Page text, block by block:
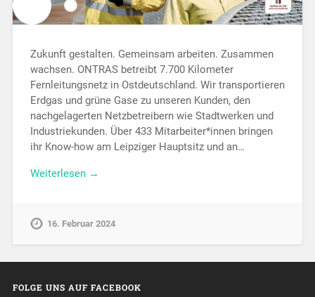
Zukunft gestalten. Gemeinsam arbeiten. Zusammen
wachsen. ONTRAS betreibt 7.700 Kilometer
Fernleitungsnetz in Ostdeutschland. Wir transportieren
Erdgas und grüne Gase zu unseren Kunden, den
nachgelagerten Netzbetreibern wie Stadtwerken und
Industriekunden. Über 433 Mitarbeiter*innen bringen
ihr Know-how am Leipziger Hauptsitz und an…
Weiterlesen →
16. Februar 2024
FOLGE UNS AUF FACEBOOK